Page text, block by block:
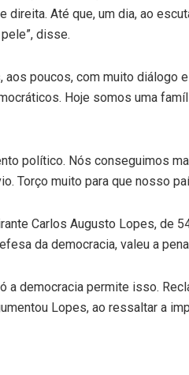
Até que, um dia, ao
disse.
aos poucos, com muito
Hoje somos uma
político. Nós conseguimos
Torço muito para que nosso
Carlos Augusto Lopes, de
da democracia, valeu a
a democracia permite isso.
Lopes, ao ressaltar a